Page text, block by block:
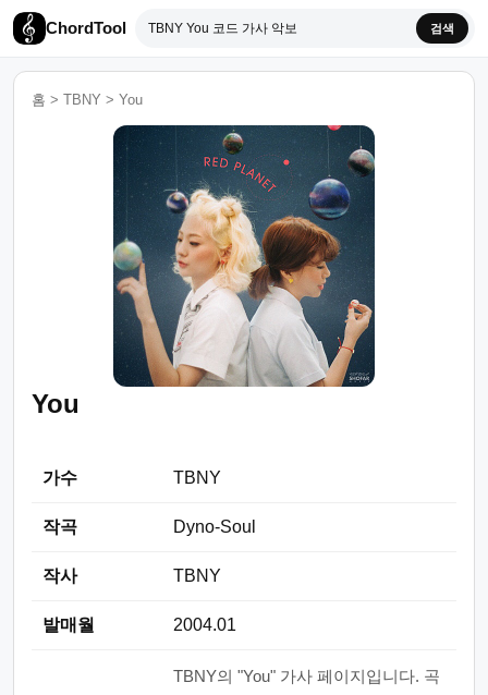
ChordTool 검색
홈 > TBNY > You
You
가수 TBNY
작곡 Dyno-Soul
작사 TBNY
발매월 2004.01
TBNY의 "You" 가사 페이지입니다. 곡